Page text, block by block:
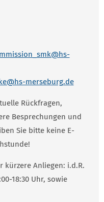
merseburg.de
Rückfragen,
Besprechungen und
Sie bitte keine E-
kürzere Anliegen: i.d.R.
18:30 Uhr, sowie